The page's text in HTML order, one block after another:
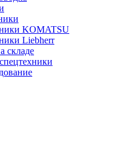
KOMATSU
Liebherr
складе